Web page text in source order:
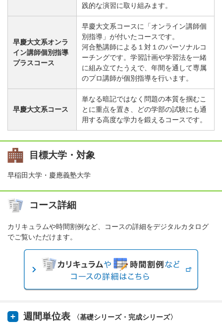
践的な演習に取り組みます。
早慶大文系オンラ
イン講師個別指導
プラスコース
早慶大文系コースに「オンライン講師個
別指導」が付いたコースです。
河合塾講師による１対１のパーソナルコ
ーチングです。学習計画や学習法を一緒
に組み立てたうえで、年間を通して専属
のプロ講師が個別指導を行います。
早慶大文系コース
単なる暗記ではなく問題の本質を掴むこ
とに重点を置き、どの学部の試験にも通
用する高度な学力を鍛えるコースです。
目標大学・対象
早稲田大学・慶應義塾大学
コース詳細
カリキュラムや時間割例など、コースの詳細をデジタルカタログ
でご覧いただけます。
週間単位表 〈基礎シリーズ・完成シリーズ〉